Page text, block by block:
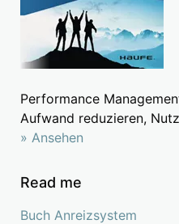
Performance
Aufwand reduzieren,
» Ansehen
Read me
Buch Anreizsystem